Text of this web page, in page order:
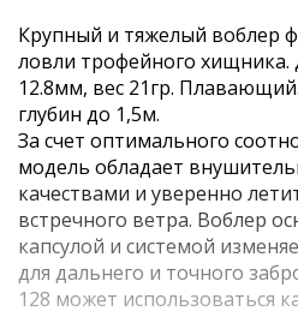
Крупный и тяжелый воблер
ловли трофейного
12.8мм, вес 21гр.
глубин до 1,5м.
За счет оптимального
модель обладает
качествами и уверенно
встречного ветра. Воблер
капсулой и системой
для дальнего и точного
128 может использоваться